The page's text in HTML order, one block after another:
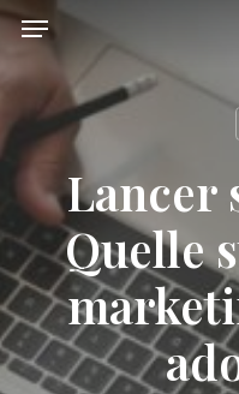
Skip
content
Menu
Lancer
Quelle